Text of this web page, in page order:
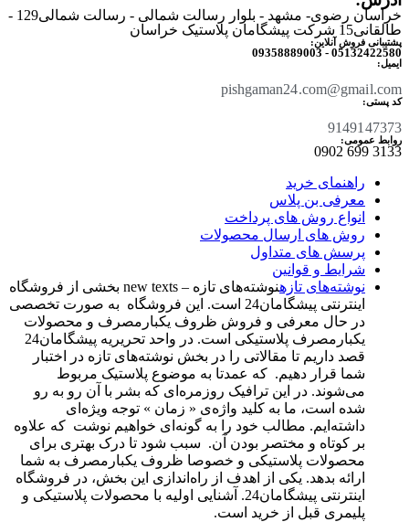
خراسان رضوی- مشهد - بلوار رسالت شمالی - رسالت شمالی129 -
طالقانی15 شرکت پیشگامان پلاستیک خراسان
پشتیبانی فروش آنلاین:
05132422580 - 09358889003
ایمیل:
pishgaman24.com@gmail.com
کد پستی:
9149147373
روابط عمومی:
3133 699 0902​
راهنمای خرید
معرفی بن پلاس
انواع روش های پرداخت
روش های ارسال محصولات
پرسش های متداول
شرایط و قوانین
نوشته‌های تازه
نوشته‌های تازه – new texts بخشی از فروشگاه
اینترنتی پیشگامان24 است. این فروشگاه به صورت تخصصی
در حال معرفی و فروش ظروف یکبارمصرف و محصولات
قصد داریم تا مقالاتی را در بخش نوشته‌های تازه در اختبار
شما قرار دهیم. که عمدتا به موضوع پلاستیک مربوط
می‌شوند. در این ترافیک روزمره‌ای که بشر با آن رو به رو
شده است، ما به کلید واژه‌ی « زمان » توجه ویژه‌ای
داشته‌ایم. مطالب خود را به گونه‌ای خواهیم نوشت که علاوه
بر کوتاه و مختصر بودن آن. سبب شود تا درک بهتری برای
محصولات پلاستیکی و خصوصا ظروف یکبارمصرف به شما
ارائه بدهد. یکی از اهدف از راه‌اندازی این بخش، در فروشگاه
اینترنتی پیشگامان24. آشنایی اولیه با محصولات پلاستیکی و
پلیمری قبل از خرید است.